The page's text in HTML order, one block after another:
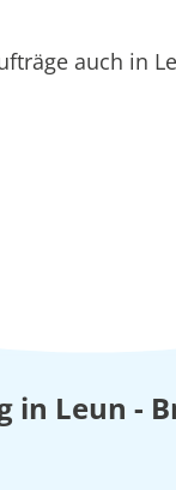
auch in
in Leun -